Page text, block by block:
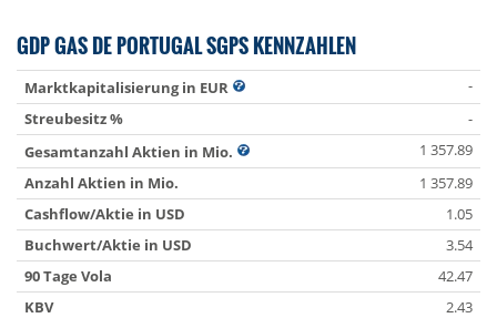
GDP GAS DE PORTUGAL SGPS KENNZAHLEN
Marktkapitalisierung in EUR
-
Streubesitz %
-
Gesamtanzahl Aktien in Mio.
1 357.89
Anzahl Aktien in Mio.
1 357.89
Cashflow/Aktie in USD
1.05
Buchwert/Aktie in USD
3.54
90 Tage Vola
42.47
KBV
2.43